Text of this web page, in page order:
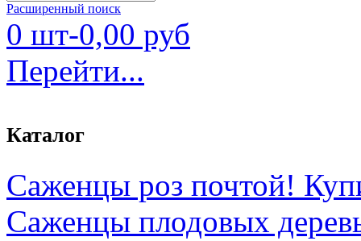
Расширенный поиск
0 шт-0,00 руб
Перейти...
Каталог
Саженцы роз почтой!
Саженцы плодовых